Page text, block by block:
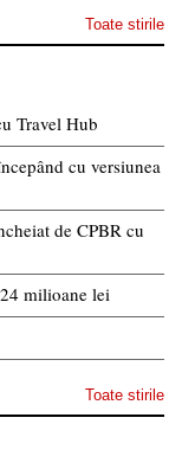
Toate stirile
Travel Hub
cu versiunea
de CPBR cu
milioane lei
Toate stirile